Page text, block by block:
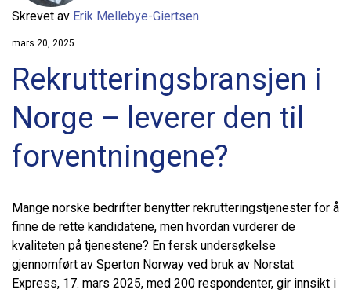
Skrevet av Erik Mellebye-Giertsen
mars 20, 2025
Rekrutteringsbransjen i
Norge – leverer den til
forventningene?
Mange norske bedrifter benytter rekrutteringstjenester for å
finne de rette kandidatene, men hvordan vurderer de
kvaliteten på tjenestene? En fersk undersøkelse
gjennomført av Sperton Norway ved bruk av Norstat
Express, 17. mars 2025, med 200 respondenter, gir innsikt i